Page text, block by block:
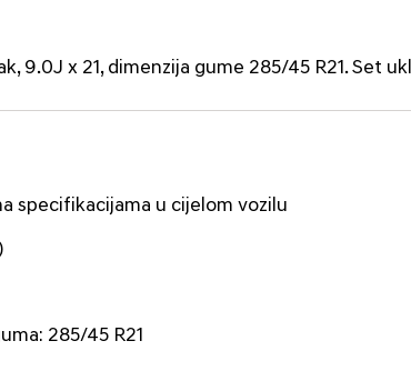
9.0J x 21, dimenzija gume 285/45 R21. Set
specifikacijama u cijelom vozilu
285/45 R21